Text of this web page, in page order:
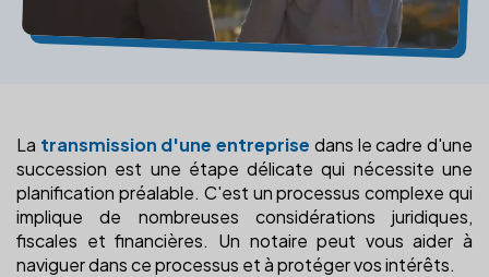
La transmission d'une entreprise dans le cadre d'une
succession est une étape délicate qui nécessite une
planification préalable. C'est un processus complexe qui
implique de nombreuses considérations juridiques,
fiscales et financières. Un notaire peut vous aider à
naviguer dans ce processus et à protéger vos intérêts.